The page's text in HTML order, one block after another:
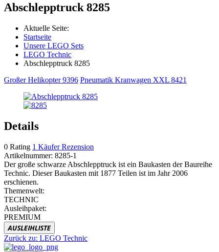
Abschlepptruck 8285
Aktuelle Seite:
Startseite
Unsere LEGO Sets
LEGO Technic
Abschlepptruck 8285
Großer Helikopter 9396 Pneumatik Kranwagen XXL 8421
Details
0 Rating 1 Käufer Rezension
Artikelnummer: 8285-1
Der große schwarze Abschlepptruck ist ein Baukasten der Baureihe
Technic. Dieser Baukasten mit 1877 Teilen ist im Jahr 2006
erschienen.
Themenwelt:
TECHNIC
Ausleihpaket:
PREMIUM
AUSLEIHLISTE
Zurück zu: LEGO Technic